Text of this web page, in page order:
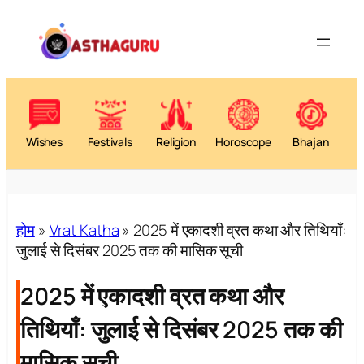
Wishes Festivals Religion Horoscope Bhajan
होम» Vrat Katha» 2025 में एकादशी व्रत कथा और तिथियाँ:
जुलाई से दिसंबर 2025 तक की मासिक सूची
2025 में एकादशी व्रत कथा और
तिथियाँ: जुलाई से दिसंबर 2025 तक की